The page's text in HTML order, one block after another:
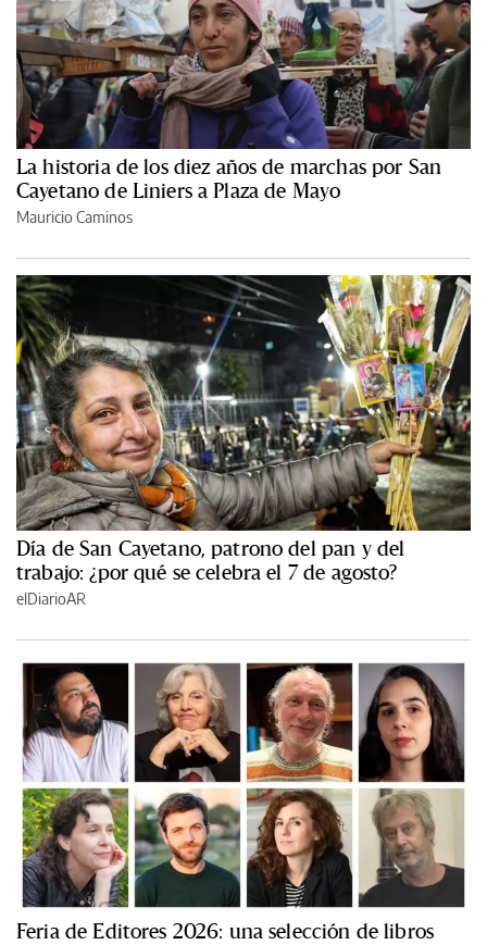
La historia de los diez años de marchas por San
Cayetano de Liniers a Plaza de Mayo
Mauricio Caminos
Día de San Cayetano, patrono del pan y del
trabajo: ¿por qué se celebra el 7 de agosto?
elDiarioAR
Feria de Editores 2026: una selección de libros